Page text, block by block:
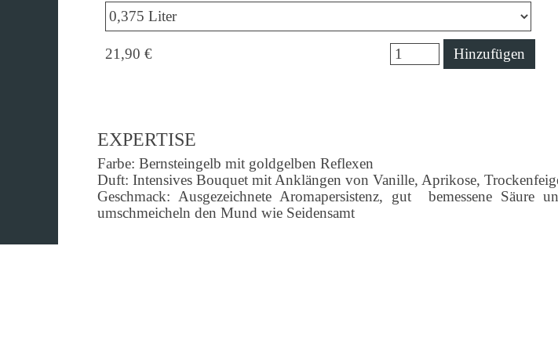
21,90 € Hinzufügen
EXPERTISE
Farbe: Bernsteingelb mit goldgelben Reflexen
Duft: Intensives Bouquet mit Anklängen von Vanille, Aprikose,
Geschmack: Ausgezeichnete Aromapersistenz, gut bemessene
umschmeicheln den Mund wie Seidensamt